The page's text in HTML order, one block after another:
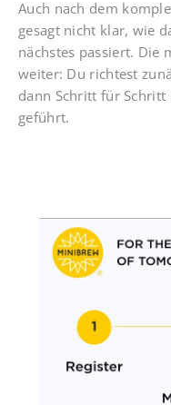
Auch nach dem
gesagt nicht klar, wie
nächstes passiert.
weiter: Du richtest
dann Schritt für Schritt
geführt.